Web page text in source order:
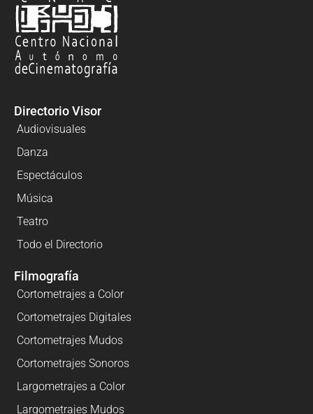
Directorio Visor
Audiovisuales
Danza
Espectáculos
Música
Teatro
Todo el Directorio
Filmografía
Cortometrajes a Color
Cortometrajes Digitales
Cortometrajes Mudos
Cortometrajes Sonoros
Largometrajes a Color
Largometrajes Mudos